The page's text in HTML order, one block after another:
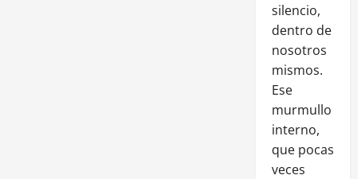
silencio,
dentro de
nosotros
mismos.
Ese
murmullo
interno,
que pocas
veces